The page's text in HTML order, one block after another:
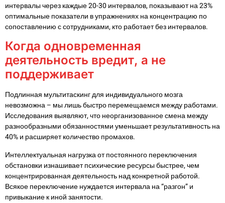
интервалы через каждые 20-30 интервалов, показывают на 23%
оптимальные показатели в упражнениях на концентрацию по
сопоставлению с сотрудниками, кто работает без интервалов.
Когда одновременная
деятельность вредит, а не
поддерживает
Подлинная мультитаскинг для индивидуального мозга
невозможна – мы лишь быстро перемещаемся между работами.
Исследования выявляют, что неорганизованное смена между
разнообразными обязанностями уменьшает результативность на
40% и расширяет количество промахов.
Интеллектуальная нагрузка от постоянного переключения
обстановки изнашивает психические ресурсы быстрее, чем
концентрированная деятельность над конкретной работой.
Всякое переключение нуждается интервала на “разгон” и
привыкание к иной занятости.